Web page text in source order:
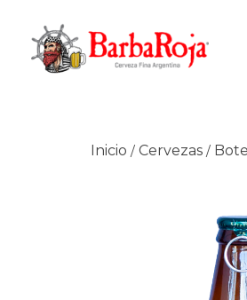
Inicio / Cervezas /